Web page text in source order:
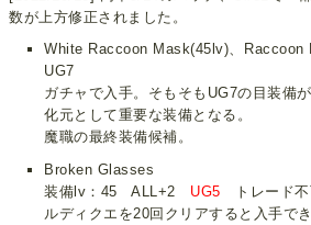
数が上方修正されました。
White Raccoon Mask(45lv)、Raccoon
UG7
ガチャで入手。そもそもUG7の目装備
化元として重要な装備となる。
魔職の最終装備候補。
Broken Glasses
装備lv：45 ALL+2 UG5 トレード不
ルディクエを20回クリアすると入手でき